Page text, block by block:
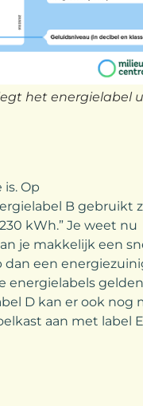
het energielabel
Op
B gebruikt
kWh.” Je weet nu
je makkelijk een
dan een
energielabels
D kan er ook nog
aan met label E